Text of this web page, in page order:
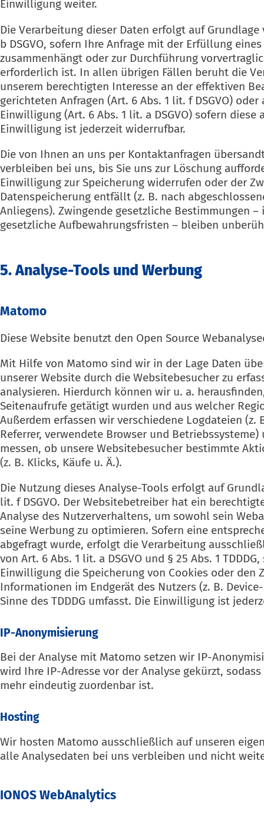
Einwilligung weiter.
Die Verarbeitung dieser Daten erfolgt auf Grundlage
b DSGVO, sofern Ihre Anfrage mit der Erfüllung
zusammenhängt oder zur Durchführung
erforderlich ist. In allen übrigen Fällen beruht die
unserem berechtigten Interesse an der effektiven
gerichteten Anfragen (Art. 6 Abs. 1 lit. f DSGVO) oder
Einwilligung (Art. 6 Abs. 1 lit. a DSGVO) sofern diese
Einwilligung ist jederzeit widerrufbar.
Die von Ihnen an uns per Kontaktanfragen
verbleiben bei uns, bis Sie uns zur Löschung
Einwilligung zur Speicherung widerrufen oder der
Datenspeicherung entfällt (z. B. nach
Anliegens). Zwingende gesetzliche Bestimmungen –
gesetzliche Aufbewahrungsfristen – bleiben
5. Analyse-Tools und Werbung
Matomo
Diese Website benutzt den Open Source
Mit Hilfe von Matomo sind wir in der Lage Daten
unserer Website durch die Websitebesucher zu
analysieren. Hierdurch können wir u. a.
Seitenaufrufe getätigt wurden und aus welcher
Außerdem erfassen wir verschiedene Logdateien (z.
Referrer, verwendete Browser und
messen, ob unsere Websitebesucher bestimmte
(z. B. Klicks, Käufe u. Ä.).
Die Nutzung dieses Analyse-Tools erfolgt auf
lit. f DSGVO. Der Websitebetreiber hat ein
Analyse des Nutzerverhaltens, um sowohl sein
seine Werbung zu optimieren. Sofern eine
abgefragt wurde, erfolgt die Verarbeitung
von Art. 6 Abs. 1 lit. a DSGVO und § 25 Abs. 1
Einwilligung die Speicherung von Cookies oder den
Informationen im Endgerät des Nutzers (z. B.
Sinne des TDDDG umfasst. Die Einwilligung ist
IP-Anonymisierung
Bei der Analyse mit Matomo setzen wir IP-
wird Ihre IP-Adresse vor der Analyse gekürzt,
mehr eindeutig zuordenbar ist.
Hosting
Wir hosten Matomo ausschließlich auf unseren
alle Analysedaten bei uns verbleiben und nicht
IONOS WebAnalytics